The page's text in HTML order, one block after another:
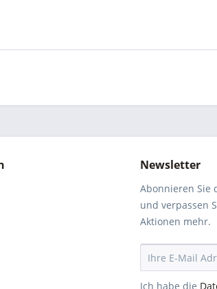
Newsletter
Abonnieren Sie
und verpassen
Aktionen mehr.
Ich habe die